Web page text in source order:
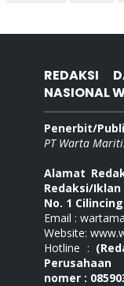
REDAKSI
NASIONAL
Penerbit/
PT Warta
Alamat
Redaksi/
No. 1
Email :
Website:
Hotline :
nomer :